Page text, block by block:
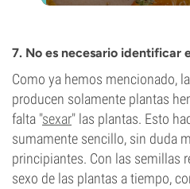
7. No es necesario identificar
Como ya hemos mencionado,
producen solamente plantas
falta "sexar" las plantas. Esto
sumamente sencillo, sin duda
principiantes. Con las semillas
sexo de las plantas a tiempo,